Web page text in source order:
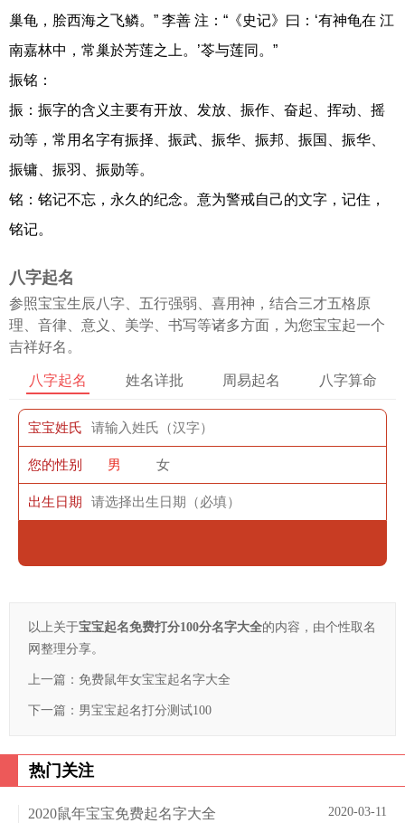
巢龟，脍西海之飞鳞。” 李善 注：“《史记》曰：‘有神龟在 江
南嘉林中，常巢於芳莲之上。’苓与莲同。”
振铭：
振：振字的含义主要有开放、发放、振作、奋起、挥动、摇
动等，常用名字有振择、振武、振华、振邦、振国、振华、
振镛、振羽、振勋等。
铭：铭记不忘，永久的纪念。意为警戒自己的文字，记住，
铭记。
八字起名
参照宝宝生辰八字、五行强弱、喜用神，结合三才五格原
理、音律、意义、美学、书写等诸多方面，为您宝宝起一个
吉祥好名。
八字起名 姓名详批 周易起名 八字算命
宝宝姓氏
您的性别 男 女
出生日期
以上关于宝宝起名免费打分100分名字大全的内容，由个性取名
网整理分享。
上一篇： 免费鼠年女宝宝起名字大全
下一篇： 男宝宝起名打分测试100
热门关注
2020-03-11
2020鼠年宝宝免费起名字大全